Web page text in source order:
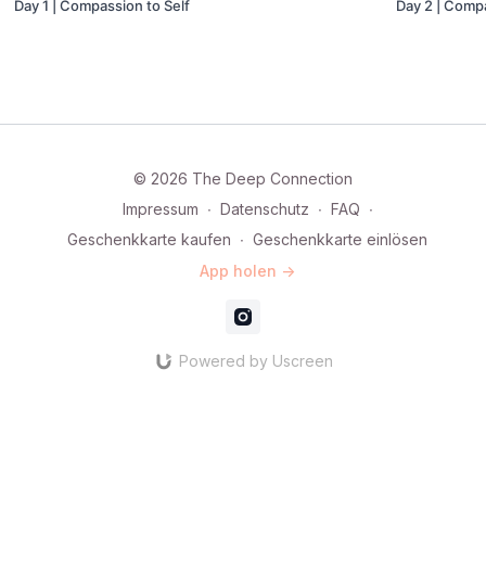
Day 1 | Compassion to Self Day 2 |
© 2026 The Deep Connection
Impressum ∙ Datenschutz ∙ FAQ ∙
Geschenkkarte kaufen ∙ Geschenkkarte einlösen
App holen ->
Powered by Uscreen